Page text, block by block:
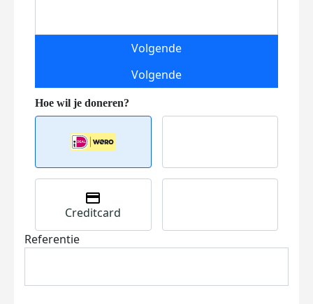
Volgende
Volgende
Creditcard
Referentie